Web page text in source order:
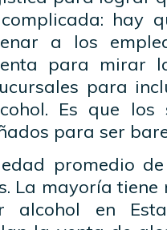
hay
a los
para mirar
para
Es que los
para ser
promedio
La mayoría tiene
alcohol en